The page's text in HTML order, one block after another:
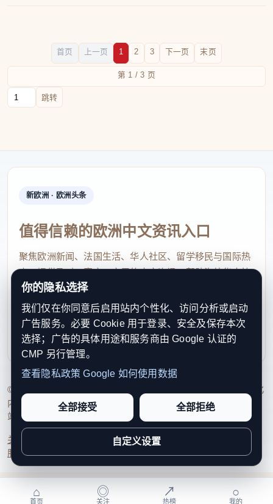
首页 上一页 1 2 3 下一页 末页
第 1 / 3 页
跳转到页码
跳转
新欧洲 · 欧洲头条
值得信赖的欧洲中文资讯入口
聚焦欧洲新闻、法国生活、华人社区、留学移民与国际热
点，提供及时、真实、实用的中文资讯，帮助海外华人快
速了解欧洲动态。
contact@xinouzhou.com
服务支持、版权与合作：工作日优先处理站务、投稿与权
利通知
© 2026 新欧洲·欧洲头条. All Rights Reserved. 本网站持续优化
内容透明度、联系方式与用户权利说明，以提升品牌信任感和
站点完整度。
关于我们 编辑规范日期归档隐私政策
服务条款联系我们
你的隐私选择
我们仅在你同意后启用站内个性化、访问分析或启动
广告服务。必要 Cookie 用于登录、安全及保存本次
选择；广告的具体用途和服务商由 Google 认证的
CMP 另行管理。
查看隐私政策 Google 如何使用数据
全部接受 全部拒绝
自定义设置
⌂
首页
◎
关注
↗
热榜
○
我的